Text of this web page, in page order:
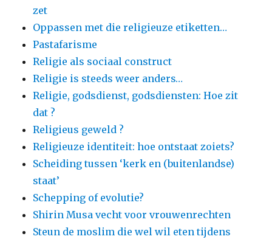
zet
Oppassen met die religieuze etiketten…
Pastafarisme
Religie als sociaal construct
Religie is steeds weer anders…
Religie, godsdienst, godsdiensten: Hoe zit
dat ?
Religieus geweld ?
Religieuze identiteit: hoe ontstaat zoiets?
Scheiding tussen ‘kerk en (buitenlandse)
staat’
Schepping of evolutie?
Shirin Musa vecht voor vrouwenrechten
Steun de moslim die wel wil eten tijdens